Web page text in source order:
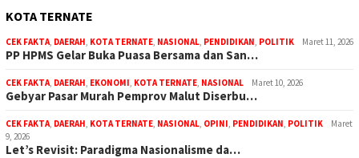
KOTA TERNATE
CEK FAKTA, DAERAH, KOTA TERNATE, NASIONAL, PENDIDIKAN, POLITIK Maret 11, 2026
PP HPMS Gelar Buka Puasa Bersama dan San…
CEK FAKTA, DAERAH, EKONOMI, KOTA TERNATE, NASIONAL Maret 10, 2026
Gebyar Pasar Murah Pemprov Malut Diserbu…
CEK FAKTA, DAERAH, KOTA TERNATE, NASIONAL, OPINI, PENDIDIKAN, POLITIK
Maret
9, 2026
Let’s Revisit: Paradigma Nasionalisme da…